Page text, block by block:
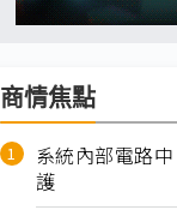
商情焦點
系統內部電路
護